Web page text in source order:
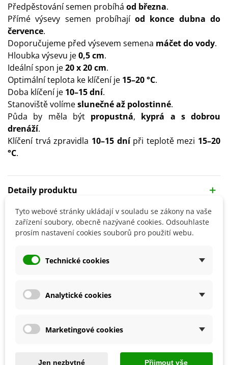
Předpěstování semen probíhá od března.
Přímé výsevy semen probíhajíod konce dubna do
července.
Doporučujeme před výsevem semena máčet do vody.
Hloubka výsevu je0,5 cm.
Ideální spon je20 x 20 cm.
Optimální teplota ke klíčení je 15–20 °C.
Doba klíčení je 10–15 dní.
Stanoviště volímeslunečné až polostinné.
Půda by měla být propustná, kyprá a s dobrou
drenáží.
Klíčení trvá zpravidla 10–15 dnípři teplotě mezi 15–20
°C.
Detaily produktu
SOUVISEJÍCÍ PRODUKTY
Přidat do košíku Přidat do košíku
Tyto webové stránky ukládají v souladu se zákony na vaše
zařízení soubory, obecně nazývané cookies. Odsouhlaste
prosím nastavení cookies souborů pro použití webu.
Technické cookies
Analytické cookies
Marketingové cookies
Jen nezbytné Přijmout vše